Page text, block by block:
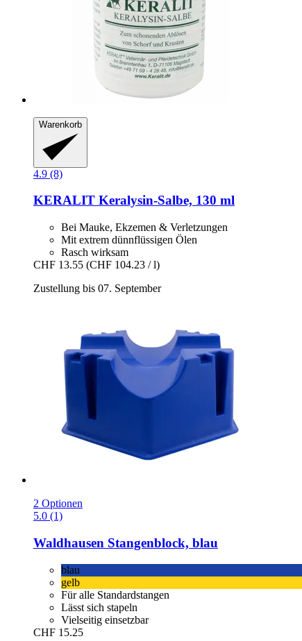
Warenkorb
4.9 (8)
KERALIT Keralysin-​Salbe, 130 ml
Bei Mauke, Ekzemen & Verletzungen
Mit extrem dünnflüssigen Ölen
Rasch wirksam
CHF 13.55 (CHF 104.23 / l)
Zustellung bis 07. September
2 Optionen
5.0 (1)
Waldhausen Stangenblock, blau
blau
gelb
Für alle Standardstangen
Lässt sich stapeln
Vielseitig einsetzbar
CHF 15.25